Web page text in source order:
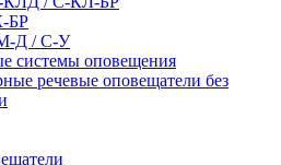
БР
Д / С-У
системы оповещения
речевые оповещатели без